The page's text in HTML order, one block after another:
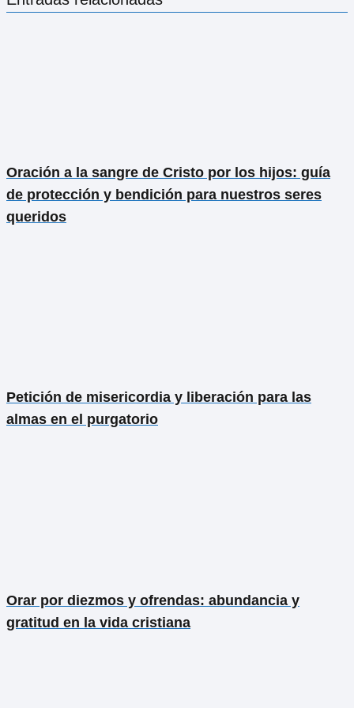
Oración a la sangre de Cristo por los hijos: guía
de protección y bendición para nuestros seres
queridos
Petición de misericordia y liberación para las
almas en el purgatorio
Orar por diezmos y ofrendas: abundancia y
gratitud en la vida cristiana